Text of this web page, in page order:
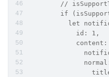
//
if
let
            id: 1,
content: